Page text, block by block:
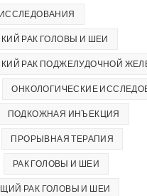
РАК ГОЛОВЫ И ШЕИ
РАК ПОДЖЕЛУДОЧНОЙ
ОНКОЛОГИЧЕСКИЕ
ПОДКОЖНАЯ ИНЪЕКЦИЯ
ПРОРЫВНАЯ ТЕРАПИЯ
РАК ГОЛОВЫ И ШЕИ
РАК ГОЛОВЫ И ШЕИ